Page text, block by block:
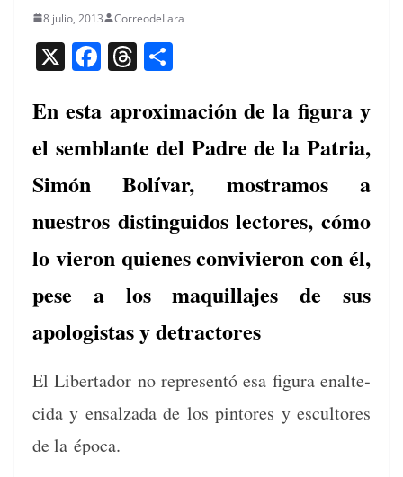
8 julio, 2013 CorreodeLara
X F
c
e
o
k
T
re
a
d
s
m
p
tir
En esta aproximación de la figura y
el semblante del Padre de la Patria,
Simón Bolívar, mostramos a
nuestros distinguidos lectores, cómo
lo vieron quienes convivieron con él,
pese a los maquillajes de sus
apologistas y detractores
El Lib­er­ta­dor no rep­re­sen­tó esa figu­ra enal­te­
ci­da y ensalza­da de los pin­tores y escul­tores
de la época.